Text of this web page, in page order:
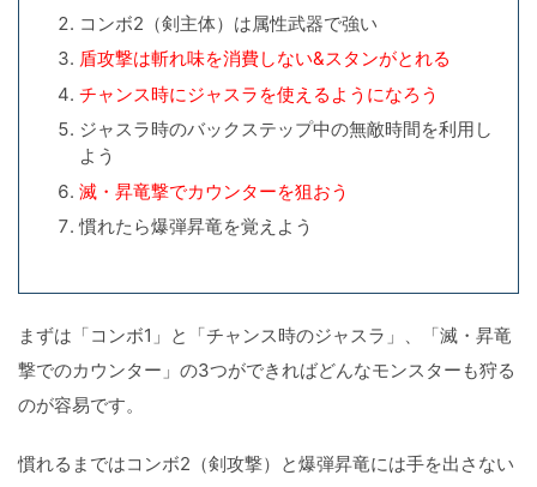
コンボ2（剣主体）は属性武器で強い
盾攻撃は斬れ味を消費しない&スタンがとれる
チャンス時にジャスラを使えるようになろう
ジャスラ時のバックステップ中の無敵時間を利用し
よう
滅・昇竜撃でカウンターを狙おう
慣れたら爆弾昇竜を覚えよう
まずは「コンボ1」と「チャンス時のジャスラ」、「滅・昇竜
撃でのカウンター」の3つができればどんなモンスターも狩る
のが容易です。
慣れるまではコンボ2（剣攻撃）と爆弾昇竜には手を出さない